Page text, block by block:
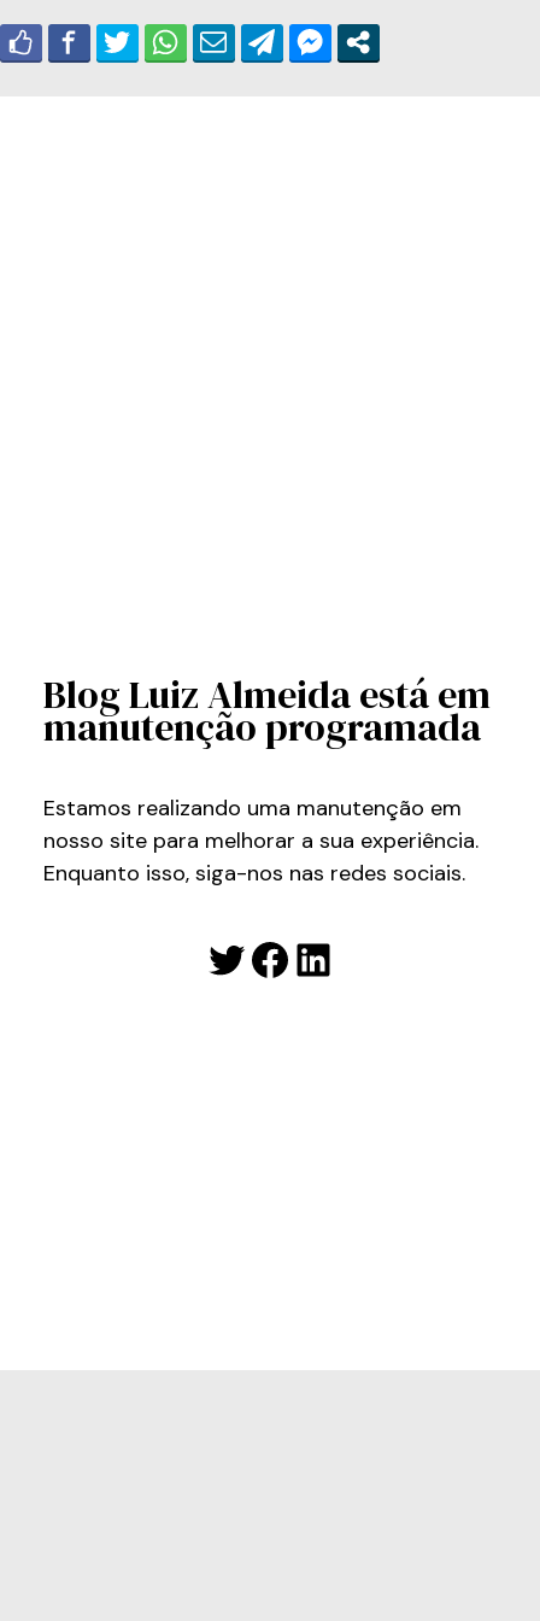
Blog Luiz Almeida está em
manutenção programada
Estamos realizando uma manutenção em
nosso site para melhorar a sua experiência.
Enquanto isso, siga-nos nas redes sociais.
Twitter
Facebook
LinkedIn